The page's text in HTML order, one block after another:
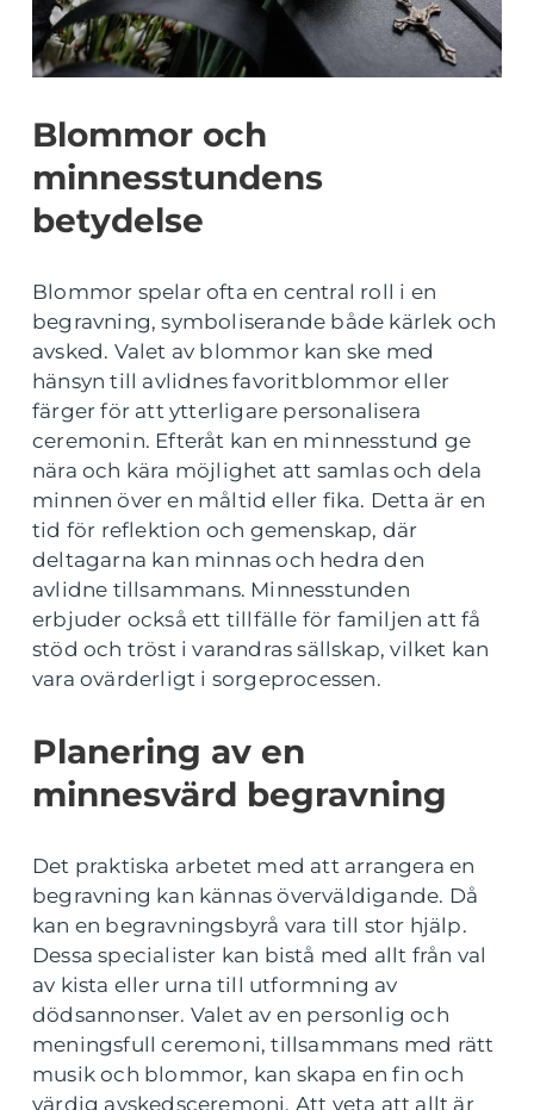
Blommor och
minnesstundens
betydelse
Blommor spelar ofta en central roll i en
begravning, symboliserande både kärlek och
avsked. Valet av blommor kan ske med
hänsyn till avlidnes favoritblommor eller
färger för att ytterligare personalisera
ceremonin. Efteråt kan en minnesstund ge
nära och kära möjlighet att samlas och dela
minnen över en måltid eller fika. Detta är en
tid för reflektion och gemenskap, där
deltagarna kan minnas och hedra den
avlidne tillsammans. Minnesstunden
erbjuder också ett tillfälle för familjen att få
stöd och tröst i varandras sällskap, vilket kan
vara ovärderligt i sorgeprocessen.
Planering av en
minnesvärd begravning
Det praktiska arbetet med att arrangera en
begravning kan kännas överväldigande. Då
kan en begravningsbyrå vara till stor hjälp.
Dessa specialister kan bistå med allt från val
av kista eller urna till utformning av
dödsannonser. Valet av en personlig och
meningsfull ceremoni, tillsammans med rätt
musik och blommor, kan skapa en fin och
värdig avskedsceremoni. Att veta att allt är